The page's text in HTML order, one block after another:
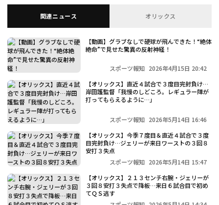
関連ニュース オリックス
【動画】グラブなしで硬球が飛んできた！“絶体
絶命”で見せた驚異の反射神経！
スポーツ報知 2026年4月15日 20:42
【オリックス】直近４試合で３度目完封負け…
岸田護監督「我慢のしどころ。レギュラー陣が
打ってもらえるように…」
スポーツ報知 2026年5月14日 16:46
【オリックス】今季７度目＆直近４試合で３度
目完封負け…ジェリーが来日ワーストの３回８
安打３失点
スポーツ報知 2026年5月14日 15:47
【オリックス】２１３センチ右腕・ジェリーが
３回８安打３失点で降板…来日６試合目で初め
てＱＳ逃す